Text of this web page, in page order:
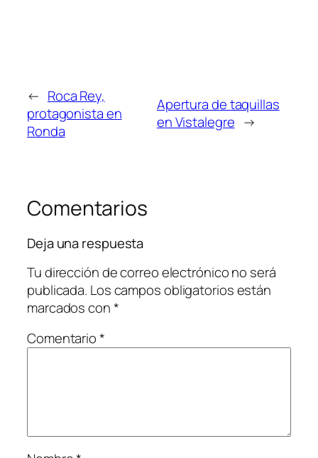
← Roca Rey,
protagonista en
Ronda
Apertura de taquillas
en Vistalegre →
Comentarios
Deja una respuesta
Tu dirección de correo electrónico no será
publicada. Los campos obligatorios están
marcados con*
Comentario*